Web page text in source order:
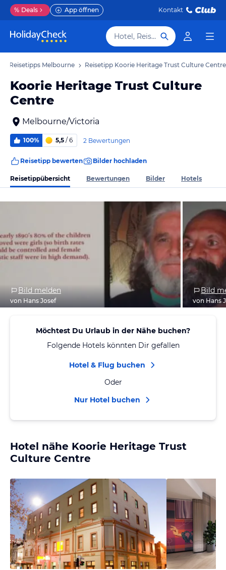
% Deals App öffnen Kontakt
Hotel, Reiseziel
Reisetipps Melbourne Reisetipp Koorie Heritage Trust Culture Centre
Koorie Heritage Trust Culture
Centre
Melbourne/Victoria
100% 5,5 / 6 2 Bewertungen
Reisetipp bewerten Bilder hochladen
Reisetippübersicht Bewertungen Bilder Hotels
Bild melden
von Hans Josef
Bild
von Hans
Möchtest Du Urlaub in der Nähe buchen?
Folgende Hotels könnten Dir gefallen
Hotel & Flug buchen
Oder
Nur Hotel buchen
Hotel nähe Koorie Heritage Trust
Culture Centre